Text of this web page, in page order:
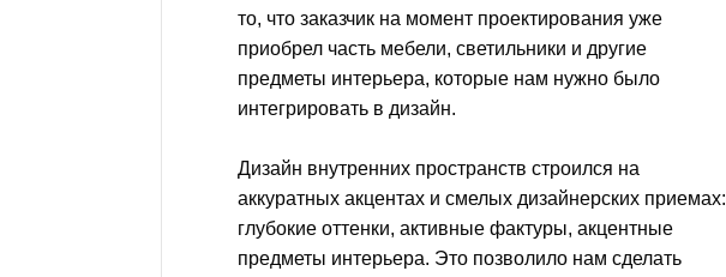
то, что заказчик на момент проектирования уже
приобрел часть мебели, светильники и другие
предметы интерьера, которые нам нужно было
интегрировать в дизайн.
Дизайн внутренних пространств строился на
аккуратных акцентах и смелых дизайнерских приемах:
глубокие оттенки, активные фактуры, акцентные
предметы интерьера. Это позволило нам сделать